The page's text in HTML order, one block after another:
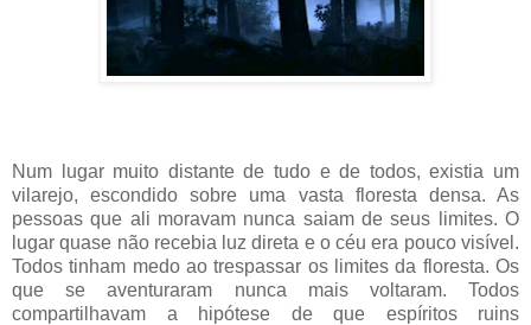
Num lugar muito distante de tudo e de todos, existia um
vilarejo, escondido sobre uma vasta floresta densa. As
pessoas que ali moravam nunca saiam de seus limites. O
lugar quase não recebia luz direta e o céu era pouco visível.
Todos tinham medo ao trespassar os limites da floresta. Os
que se aventuraram nunca mais voltaram. Todos
compartilhavam a hipótese de que espíritos ruins